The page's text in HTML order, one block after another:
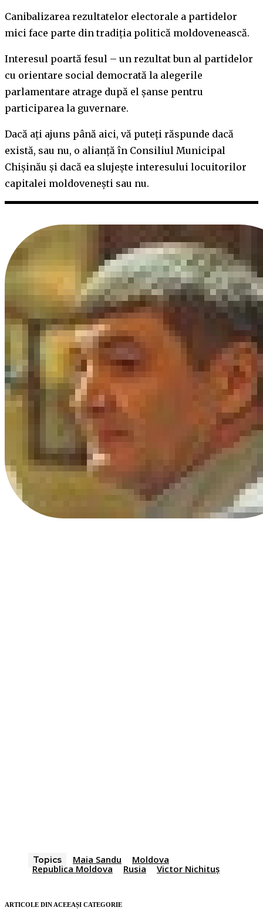
Canibalizarea rezultatelor electorale a partidelor
mici face parte din tradiția politică moldovenească.
Interesul poartă fesul – un rezultat bun al partidelor
cu orientare social democrată la alegerile
parlamentare atrage după el șanse pentru
participarea la guvernare.
Dacă ați ajuns până aici, vă puteți răspunde dacă
există, sau nu, o alianță în Consiliul Municipal
Chișinău și dacă ea slujește interesului locuitorilor
capitalei moldovenești sau nu.
Topics Maia Sandu
Moldova
Republica Moldova
Rusia Victor Nichituș
ARTICOLE DIN ACEEAȘI CATEGORIE